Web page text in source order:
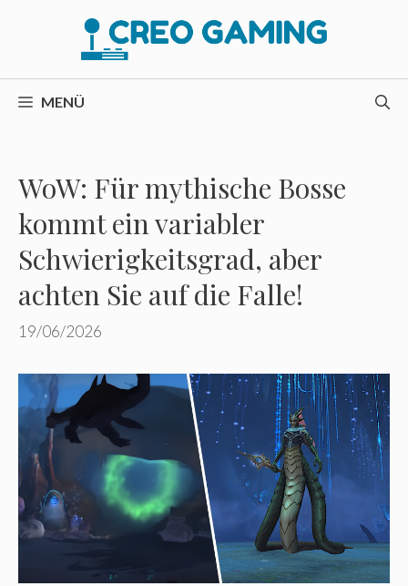
MENÜ
WoW: Für mythische Bosse
kommt ein variabler
Schwierigkeitsgrad, aber
achten Sie auf die Falle!
19/06/2026